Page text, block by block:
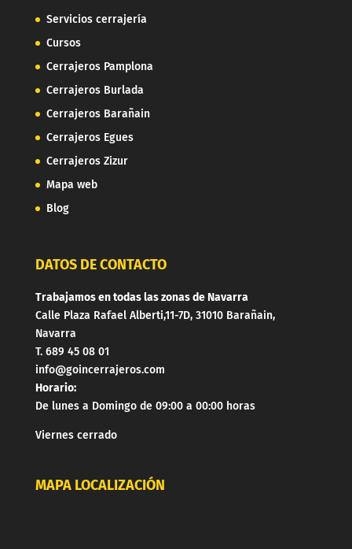
Servicios cerrajería
Cursos
Cerrajeros Pamplona
Cerrajeros Burlada
Cerrajeros Barañain
Cerrajeros Egues
Cerrajeros Zizur
Mapa web
Blog
DATOS DE CONTACTO
Trabajamos en todas las zonas de Navarra
Calle Plaza Rafael Alberti,11-7D, 31010 Barañain,
Navarra
T. 689 45 08 01
info@goincerrajeros.com
Horario:
De lunes a Domingo de 09:00 a 00:00 horas
Viernes cerrado
MAPA LOCALIZACIÓN